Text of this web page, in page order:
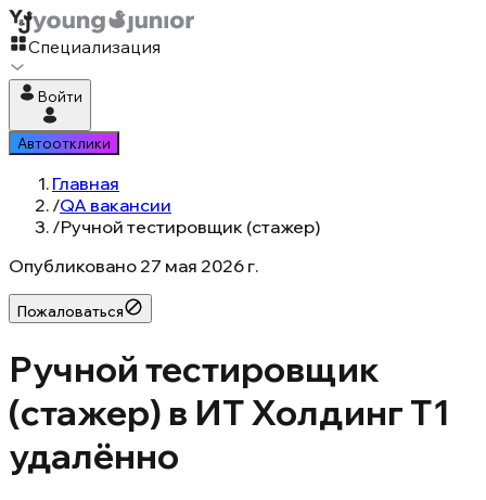
Специализация
Войти
Автоотклики
Главная
/QA вакансии
/Ручной тестировщик (стажер)
Опубликовано 27 мая 2026 г.
Пожаловаться
Ручной тестировщик
(стажер) в ИТ Холдинг Т1
удалённо